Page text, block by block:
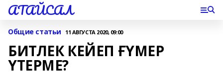
АТАЙСАЛ
Общие статьи 11 АВГУСТА 2020, 09:00
БИТЛЕК КЕЙЕП ҒҮМЕР
ҮТЕРМЕ?